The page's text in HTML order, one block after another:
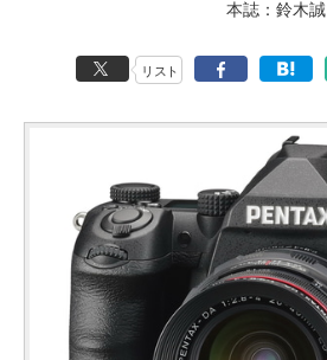
本誌：鈴木誠
リスト